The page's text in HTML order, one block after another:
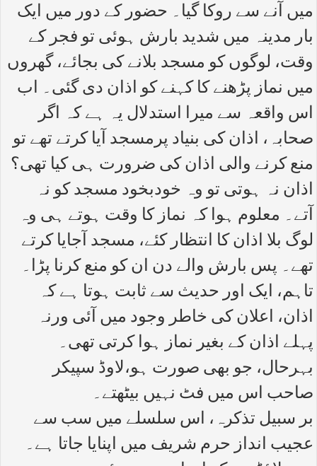
میں آنے سے روکا گیا۔ حضور کے دور میں ایک
بار مدینہ میں شدید بارش ہوئی تو فجر کے
وقت، لوگوں کو مسجد بلانے کی بجائے، گھروں
میں نماز پڑھنے کا کہنے کو اذان دی گئی۔ اب
اس واقعہ سے میرا استدلال یہ ہے کہ اگر
صحابہ، اذان کی بنیاد پرمسجد آیا کرتے تھے تو
منع کرنے والی اذان کی ضرورت ہی کیا تھی؟
اذان نہ ہوتی تو وہ خودبخود مسجد کو نہ
آتے۔ معلوم ہوا کہ نماز کا وقت ہوتے ہی وہ
لوگ بلا اذان کا انتظار کئے، مسجد آجایا کرتے
تھے۔ پس بارش والے دن ان کو منع کرنا پڑا۔
تاہم، ایک اور حدیث سے ثابت ہوتا ہے کہ
اذان، اعلان کی خاطر وجود میں آئی ورنہ
پہلے اذان کے بغیر نماز ہوا کرتی تھی۔
بہرحال، جو بھی صورت ہو،لاوڈ سپیکر
صاحب اس میں فٹ نہیں بیٹھتے۔
بر سبیل تذکرہ، اس سلسلے میں سب سے
عجیب انداز حرم شریف میں اپنایا جاتا ہے۔